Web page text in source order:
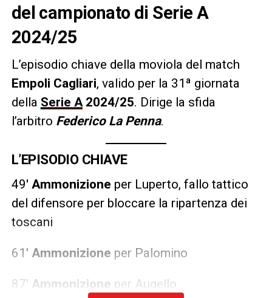
del campionato di Serie A
2024/25
L’episodio chiave della moviola del match
Empoli Cagliari, valido per la 31ª giornata
della Serie A2024/25. Dirige la sfida
l’arbitro Federico La Penna.
L’EPISODIO CHIAVE
49′ Ammonizione per Luperto, fallo tattico
del difensore per bloccare la ripartenza dei
toscani
61′ Ammonizione per Palomino
87′ Ammonizione per Augello